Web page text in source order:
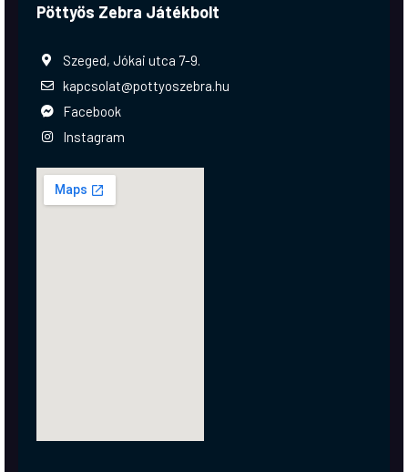
Pöttyös Zebra Játékbolt
Szeged, Jókai utca 7-9.
kapcsolat@pottyoszebra.hu
Facebook
Instagram